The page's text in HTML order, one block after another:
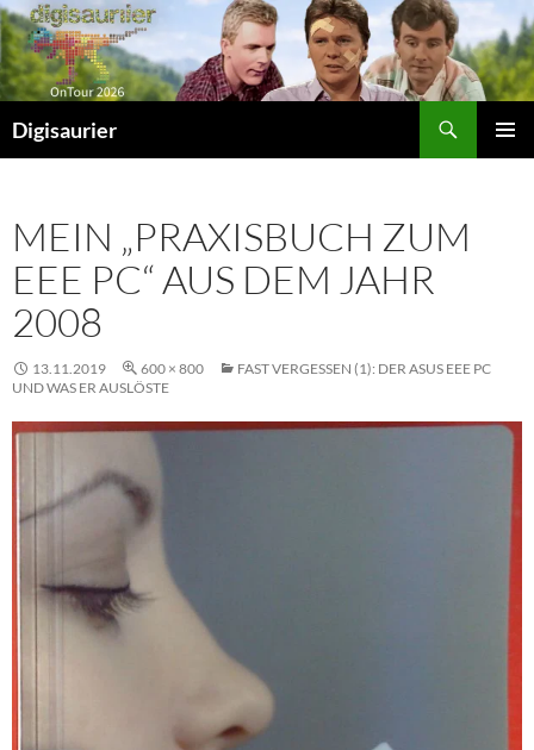
Zum
Inhalt
springen
Digisaurier
MEIN „PRAXISBUCH ZUM
EEE PC“ AUS DEM JAHR
2008
13.11.2019 600 × 800
FAST VERGESSEN (1): DER ASUS EEE PC
UND WAS ER AUSLÖSTE